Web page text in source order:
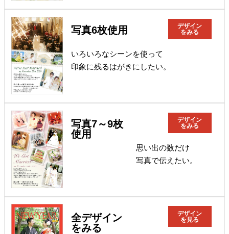
写真6枚使用
デザイン
をみる
いろいろなシーンを使って
印象に残るはがきにしたい。
写真7～9枚
使用
デザイン
をみる
思い出の数だけ
写真で伝えたい。
全デザイン
をみる
デザイン
を見る